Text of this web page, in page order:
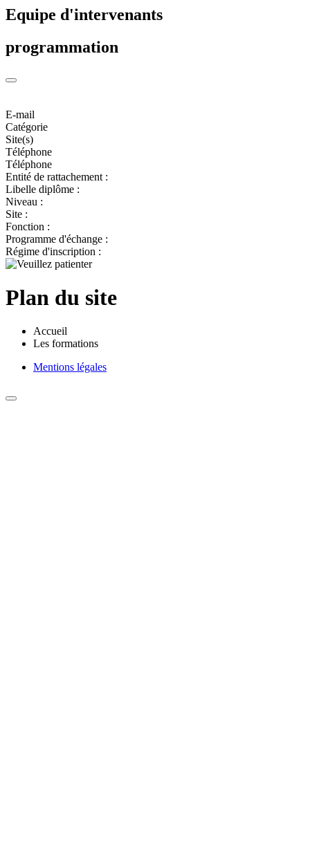
Equipe d'intervenants
programmation
E-mail
Catégorie
Site(s)
Téléphone
Téléphone
Entité de rattachement :
Libelle diplôme :
Niveau :
Site :
Fonction :
Programme d'échange :
Régime d'inscription :
Plan du site
Accueil
Les formations
Mentions légales